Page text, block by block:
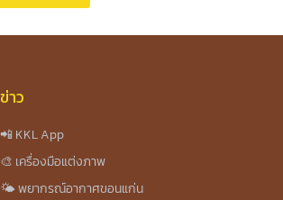
ข่าว
📲 KKL App
🎨 เครื่องมือแต่งภาพ
🌤️ พยากรณ์อากาศขอนแก่น